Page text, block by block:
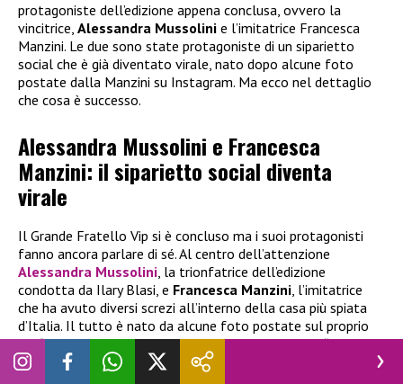
protagoniste dell’edizione appena conclusa, ovvero la
vincitrice, Alessandra Mussolini e l’imitatrice Francesca
Manzini. Le due sono state protagoniste di un siparietto
social che è già diventato virale, nato dopo alcune foto
postate dalla Manzini su Instagram. Ma ecco nel dettaglio
che cosa è successo.
Alessandra Mussolini e Francesca
Manzini: il siparietto social diventa
virale
Il Grande Fratello Vip si è concluso ma i suoi protagonisti
fanno ancora parlare di sé. Al centro dell’attenzione
Alessandra Mussolini , la trionfatrice dell’edizione
condotta da Ilary Blasi, e Francesca Manzini , l’imitatrice
che ha avuto diversi screzi all’interno della casa più spiata
d’Italia. Il tutto è nato da alcune foto postate sul proprio
profilo Instagram dalla Manzini con la politica che “l’ha
presa in giro” in un video pubblicato nelle sue storie da